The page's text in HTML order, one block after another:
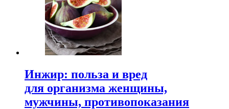
Инжир: польза и вред
для организма женщины,
мужчины, противопоказания